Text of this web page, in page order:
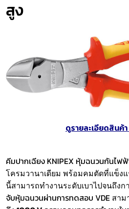
สูง
ดูรายละเอียดสินค้
คีมปากเฉียง KNIPEX หุ้มฉนวนกันไฟฟ้
โครมวานาเดียม พร้อมคมตัดที่แข็ง
นี้สามารถทำงานระดับเบาไปจนถึง
จับหุ้มฉนวนผ่านการทดสอบ VDE สาม